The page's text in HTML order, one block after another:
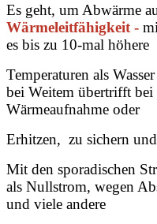
Es geht, um Abwärme
Wärmeleitfähigkeit -
es bis zu 10-mal höhere
Temperaturen als
bei Weitem übertrifft
Wärmeaufnahme oder
Erhitzen, zu sichern
Mit den sporadischen
als Nullstrom, wegen
und viele andere